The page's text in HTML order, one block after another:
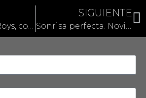
Tarsys Loayza Roys, colombiana en el World’s Top 100 doctors
SIGUIENTE
Sonrisa perfecta. Novia perfecta